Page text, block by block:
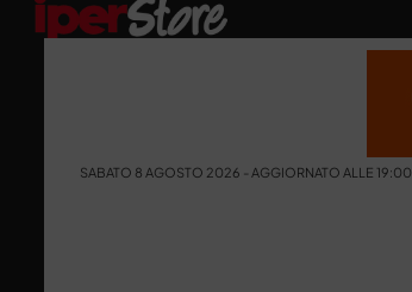
SABATO 8 AGOSTO 2026 - AGGIORNATO ALLE 19:00